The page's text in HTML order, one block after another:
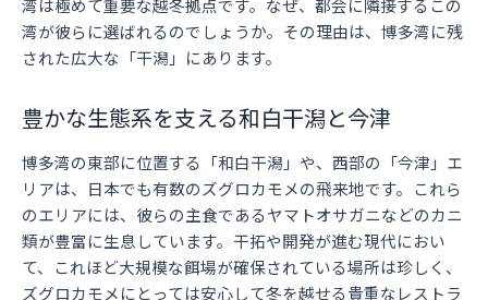
湾は極めて重要な越冬拠点です。なぜ、都会に隣接するこの
湾が彼らに選ばれるのでしょうか。その理由は、博多湾に残
された広大な「干潟」にあります。
豊かな生態系を支える和白干潟と今津
博多湾の東部に位置する「和白干潟」や、西部の「今津」エ
リアは、日本でも有数のズグロカモメの飛来地です。これら
のエリアには、彼らの主食であるヤマトオサガニなどのカニ
類が豊富に生息しています。干拓や開発が進む現代におい
て、これほど大規模な餌場が確保されている場所は珍しく、
ズグロカモメにとっては安心して冬を越せる貴重なレストラ